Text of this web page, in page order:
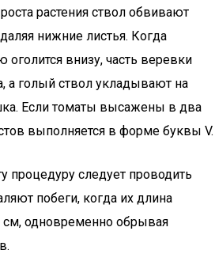
растения ствол обвивают
нижние листья. Когда
оголится внизу, часть веревки
а голый ствол укладывают на
Если томаты высажены в два
выполняется в форме буквы V.
процедуру следует проводить
побеги, когда их длина
см, одновременно обрывая